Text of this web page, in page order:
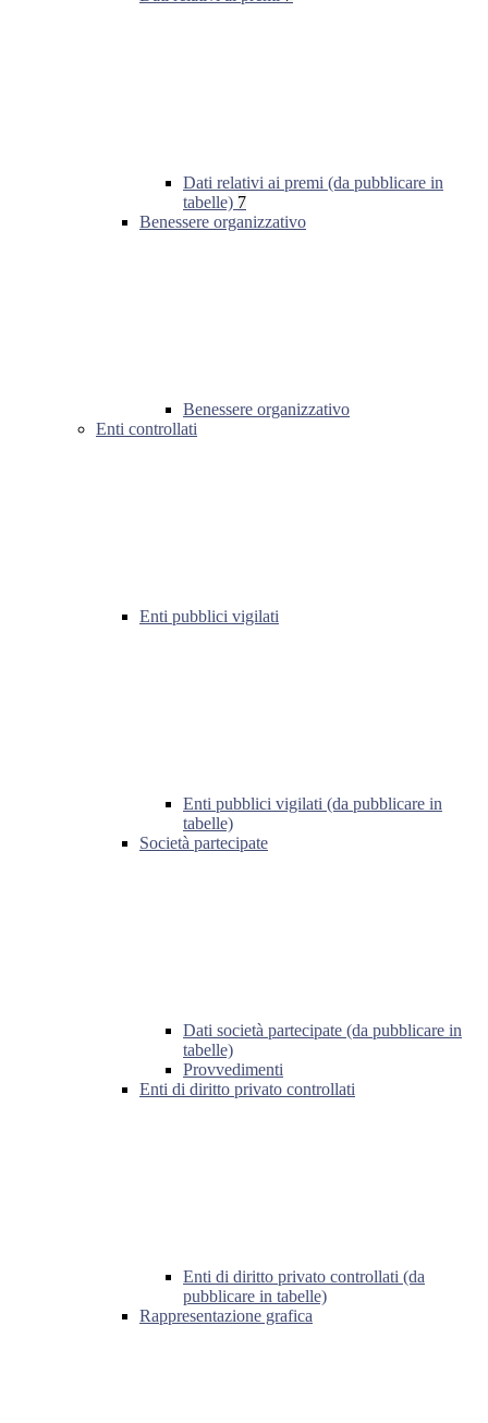
Dati relativi ai premi (da pubblicare in
tabelle) 7
Benessere organizzativo
Benessere organizzativo
Enti controllati
Enti pubblici vigilati
Enti pubblici vigilati (da pubblicare in
tabelle)
Società partecipate
Dati società partecipate (da pubblicare in
tabelle)
Provvedimenti
Enti di diritto privato controllati
Enti di diritto privato controllati (da
pubblicare in tabelle)
Rappresentazione grafica